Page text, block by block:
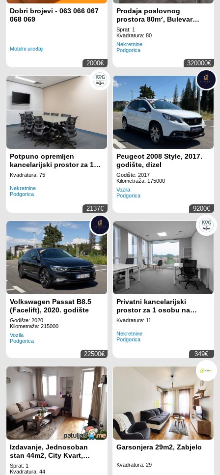
Dobri brojevi - 063 066 067
068 069
Mobilni uređaji
2000€
Prodaja poslovnog
prostora 80m², Bulevar
Džordža Vašingtona,
Podgorica
Sprat: 1
Kvadratura: 80
Nekretnine
Podgorica
320000€
Potpuno opremljen
kancelarijski prostor za 10
radnih mjesta na lokaciji
Montenegro
Kvadratura: 75
Nekretnine
Podgorica
2137€
Peugeot 2008 Style, 2017.
godište, dizel
Godište: 2017
Kilometraža: 175000
Vozila
Podgorica
9200€
Volkswagen Passat B8.5
(Facelift), 2020. godište
Godište: 2020
Kilometraža: 215000
Vozila
Podgorica
22500€
Privatni kancelarijski
prostor za 1 osobu na
lokaciji Regus Business
Kvadratura: 11
Nekretnine
Podgorica
349€
Izdavanje, Jednosoban
stan 44m2, City Kvart,
Podgorica
Sprat: 1
Kvadratura: 44
Garsonjera 29m2, Zabjelo
Kvadratura: 29